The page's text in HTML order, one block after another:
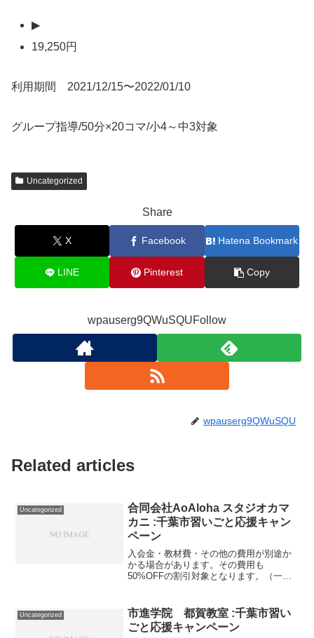
▶
19,250円
利用期間 2021/12/15〜2022/01/10
グループ指導/50分×20コマ/小4～中3対象
Uncategorized
Share
X Facebook Hatena Bookmark
LINE Pinterest Copy
wpauserg9QWuSQUFollow
wpauserg9QWuSQU
Related articles
Uncategorized
合同会社AoAloha スタジオカマ
カニ :千葉市習いごと応援キャン
ペーン
入会金・教材費・その他の費用が別途か
かる場合があります。その費用も
50%OFFの割引対象となります。（一部
01-01利用期間 2020/11/23〜2021/05/...
Uncategorized
市進学院 都賀教室 :千葉市習い
ごと応援キャンペーン